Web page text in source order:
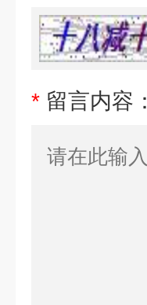
* 留言内容：